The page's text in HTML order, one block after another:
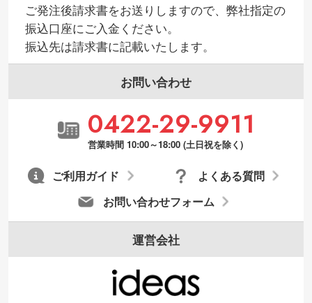
ご発注後請求書をお送りしますので、弊社指定の
振込口座にご入金ください。
振込先は請求書に記載いたします。
お問い合わせ
0422-29-9911
営業時間 10:00～18:00 (土日祝を除く)
お問い合わせフォーム
よくある質問
ご利用ガイド
運営会社